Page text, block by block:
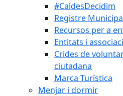
#CaldesDecidim
Registre
Recursos per a
Entitats i
Crides de
ciutadana
Marca Turística
Menjar i dormir